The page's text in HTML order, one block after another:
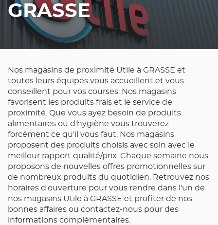
GRASSE
Nos magasins de proximité Utile à GRASSE et
toutes leurs équipes vous accueillent et vous
conseillent pour vos courses. Nos magasins
favorisent les produits frais et le service de
proximité. Que vous ayez besoin de produits
alimentaires ou d'hygiène vous trouverez
forcément ce qu'il vous faut. Nos magasins
proposent des produits choisis avec soin avec le
meilleur rapport qualité/prix. Chaque semaine nous
proposons de nouvelles offres promotionnelles sur
de nombreux produits du quotidien. Retrouvez nos
horaires d'ouverture pour vous rendre dans l'un de
nos magasins Utile à GRASSE et profiter de nos
bonnes affaires ou contactez-nous pour des
informations complémentaires.